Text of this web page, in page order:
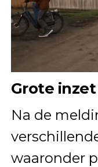
Grote
Na de
waaronder